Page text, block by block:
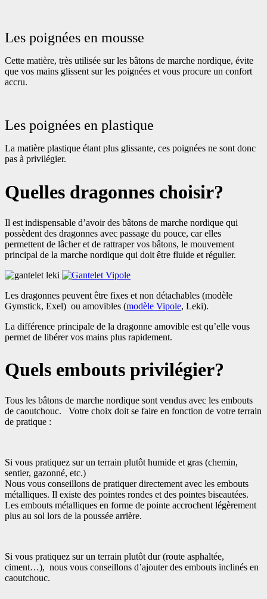
Les poignées en mousse
Cette matière, très utilisée sur les bâtons de marche nordique, évite
que vos mains glissent sur les poignées et vous procure un confort
accru.
Les poignées en plastique
La matière plastique étant plus glissante, ces poignées ne sont donc
pas à privilégier.
Quelles dragonnes choisir?
Il est indispensable d’avoir des bâtons de marche nordique qui
possèdent des dragonnes avec passage du pouce, car elles
permettent de lâcher et de rattraper vos bâtons, le mouvement
principal de la marche nordique qui doit être fluide et régulier.
Les dragonnes peuvent être fixes et non détachables (modèle
Gymstick, Exel) ou amovibles (modèle Vipole, Leki).
La différence principale de la dragonne amovible est qu’elle vous
permet de libérer vos mains plus rapidement.
Quels embouts privilégier?
Tous les bâtons de marche nordique sont vendus avec les embouts
de caoutchouc. Votre choix doit se faire en fonction de votre terrain
de pratique :
Si vous pratiquez sur un terrain plutôt humide et gras (chemin,
sentier, gazonné, etc.)
Nous vous conseillons de pratiquer directement avec les embouts
métalliques. Il existe des pointes rondes et des pointes biseautées.
Les embouts métalliques en forme de pointe accrochent légèrement
plus au sol lors de la poussée arrière.
Si vous pratiquez sur un terrain plutôt dur (route asphaltée,
ciment…), nous vous conseillons d’ajouter des embouts inclinés en
caoutchouc.